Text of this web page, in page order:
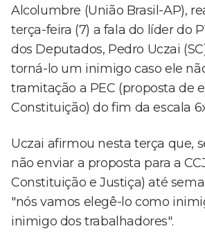
Alcolumbre (União Brasil-AP),
terça-feira (7) a fala do líder do
dos Deputados, Pedro Uczai
torná-lo um inimigo caso ele
tramitação a PEC (proposta de
Constituição) do fim da escala
Uczai afirmou nesta terça que,
não enviar a proposta para a
Constituição e Justiça) até
"nós vamos elegê-lo como
inimigo dos trabalhadores".